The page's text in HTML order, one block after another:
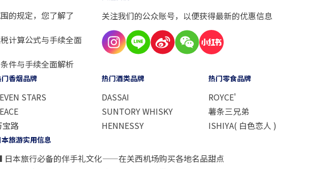
的规定，您了解了
计算公式与手续全面
件与手续全面解析
关注我们的公众账号，以便获得最新的优惠信息
香烟品牌
STARS
宝路
热门酒类品牌
DASSAI
SUNTORY WHISKY
HENNESSY
热门零食品牌
ROYCE'
薯条三兄弟
ISHIYA( 白色恋人 )
本旅游实用信息
日本旅行必备的伴手礼文化——在关西机场购买各地名品甜点